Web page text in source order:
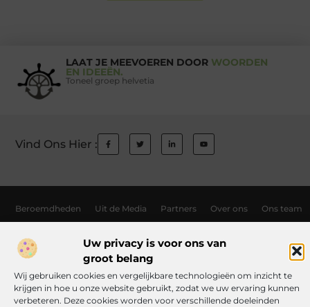
Uw privacy is voor ons van
groot belang
Wij gebruiken cookies en vergelijkbare technologieën om inzicht te
krijgen in hoe u onze website gebruikt, zodat we uw ervaring kunnen
verbeteren. Deze cookies worden voor verschillende doeleinden
LAAT JE MEEVOEREN DOOR WOORDEN
EN IDEEËN.
Toneel groep helvetia
Vind Ons Hier :
Beroemdheden Uit de Media Partners Over ons Ons team
Links kopen Nederland: wat jij moet weten voordat je de knoop doorhakt
Manieren om geld te verdienen met jouw website: zo haal je er alles uit